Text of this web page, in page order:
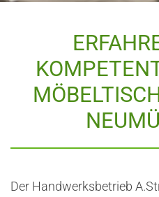
Der Handwerksbetrieb